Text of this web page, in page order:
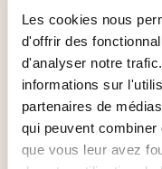
Les cookies nous
d'offrir des
d'analyser notre
informations sur
partenaires de
qui peuvent
que vous leur avez